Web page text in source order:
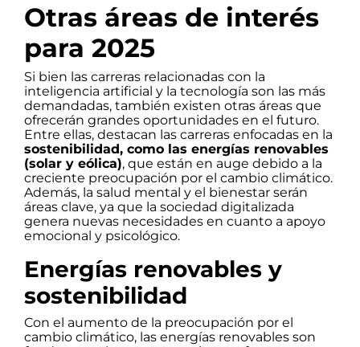
Otras áreas de interés
para 2025
Si bien las carreras relacionadas con la
inteligencia artificial y la tecnología son las más
demandadas, también existen otras áreas que
ofrecerán grandes oportunidades en el futuro.
Entre ellas, destacan las carreras enfocadas en la
sostenibilidad, como las energías renovables
(solar y eólica), que están en auge debido a la
creciente preocupación por el cambio climático.
Además, la salud mental y el bienestar serán
áreas clave, ya que la sociedad digitalizada
genera nuevas necesidades en cuanto a apoyo
emocional y psicológico.
Energías renovables y
sostenibilidad
Con el aumento de la preocupación por el
cambio climático, las energías renovables son